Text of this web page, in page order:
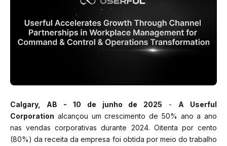
Calgary, AB - 10 de junho de 2025 - A Userful
Corporation alcançou um crescimento de 50% ano a ano
nas vendas corporativas durante 2024. Oitenta por cento
(80%) da receita da empresa foi obtida por meio do trabalho